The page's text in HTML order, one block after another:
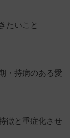
たいこと
・持病のある愛
徴と重症化させ